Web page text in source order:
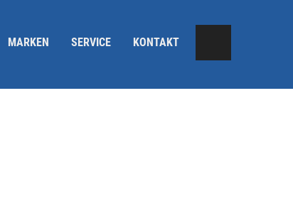
MARKEN SERVICE KONTAKT